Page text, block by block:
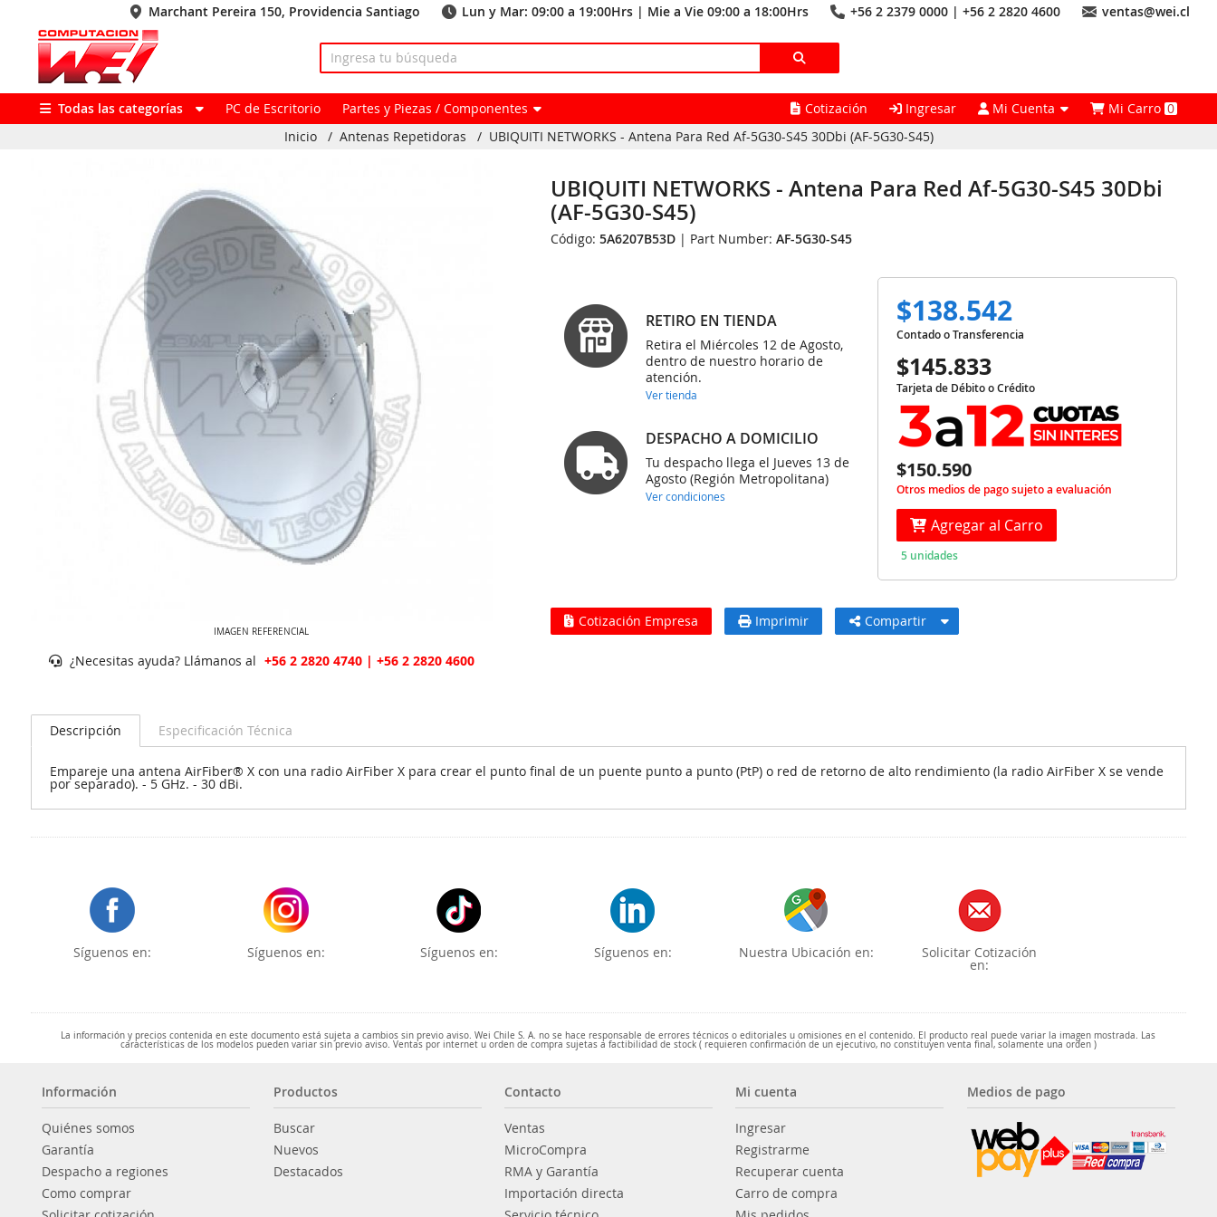
Marchant Pereira 150, Providencia Santiago Lun y Mar: 09:00 a 19:00Hrs | Mie a Vie 09:00 a 18:00Hrs +56 2 2379 0000 | +56 2 2820 4600 ventas@wei.cl
Todas las categorías PC de Escritorio Partes y Piezas / Componentes Cotización Ingresar Mi Cuenta Mi Carro0
Inicio
/ Antenas Repetidoras / UBIQUITI NETWORKS - Antena Para Red Af-5G30-S45 30Dbi (AF-5G30-S45)
IMAGEN REFERENCIAL
¿Necesitas ayuda? Llámanos al +56 2 2820 4740 | +56 2 2820 4600
UBIQUITI NETWORKS - Antena Para Red Af-5G30-S45 30Dbi
(AF-5G30-S45)
Código:5A6207B53D | Part Number:AF-5G30-S45
RETIRO EN TIENDA
Retira el Miércoles 12 de Agosto,
dentro de nuestro horario de
atención.
Ver tienda
DESPACHO A DOMICILIO
Tu despacho llega el Jueves 13 de
Agosto (Región Metropolitana)
Ver condiciones
$138.542
Contado o Transferencia
$145.833
Tarjeta de Débito o Crédito
$150.590
Otros medios de pago sujeto a evaluación
Agregar al Carro
5 unidades
Cotización Empresa Imprimir Compartir
Descripción Especificación Técnica
Empareje una antena AirFiber® X con una radio AirFiber X para crear el punto final de un puente punto a punto (PtP) o red de retorno de alto rendimiento (la radio AirFiber X se vende
por separado). - 5 GHz. - 30 dBi.
Síguenos en: Síguenos en: Síguenos en: Síguenos en: Nuestra Ubicación en: Solicitar Cotización
en:
La información y precios contenida en este documento está sujeta a cambios sin previo aviso. Wei Chile S. A. no se hace responsable de errores técnicos o editoriales u omisiones en el contenido. El producto real puede variar la imagen mostrada. Las
características de los modelos pueden variar sin previo aviso. Ventas por internet u orden de compra sujetas a factibilidad de stock ( requieren confirmación de un ejecutivo, no constituyen venta final, solamente una orden )
Información
Quiénes somos
Garantía
Despacho a regiones
Como comprar
Productos
Buscar
Nuevos
Destacados
Contacto
Ventas
MicroCompra
RMA y Garantía
Importación directa
Mi cuenta
Ingresar
Registrarme
Recuperar cuenta
Carro de compra
Medios de pago